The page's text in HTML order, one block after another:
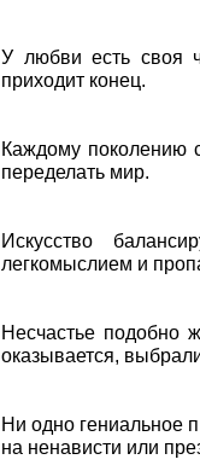
У любви есть своя
приходит конец.
Каждому поколению
переделать мир.
Искусство
легкомыслием и
Несчастье подобно
оказывается,
Ни одно гениальное
на ненависти или